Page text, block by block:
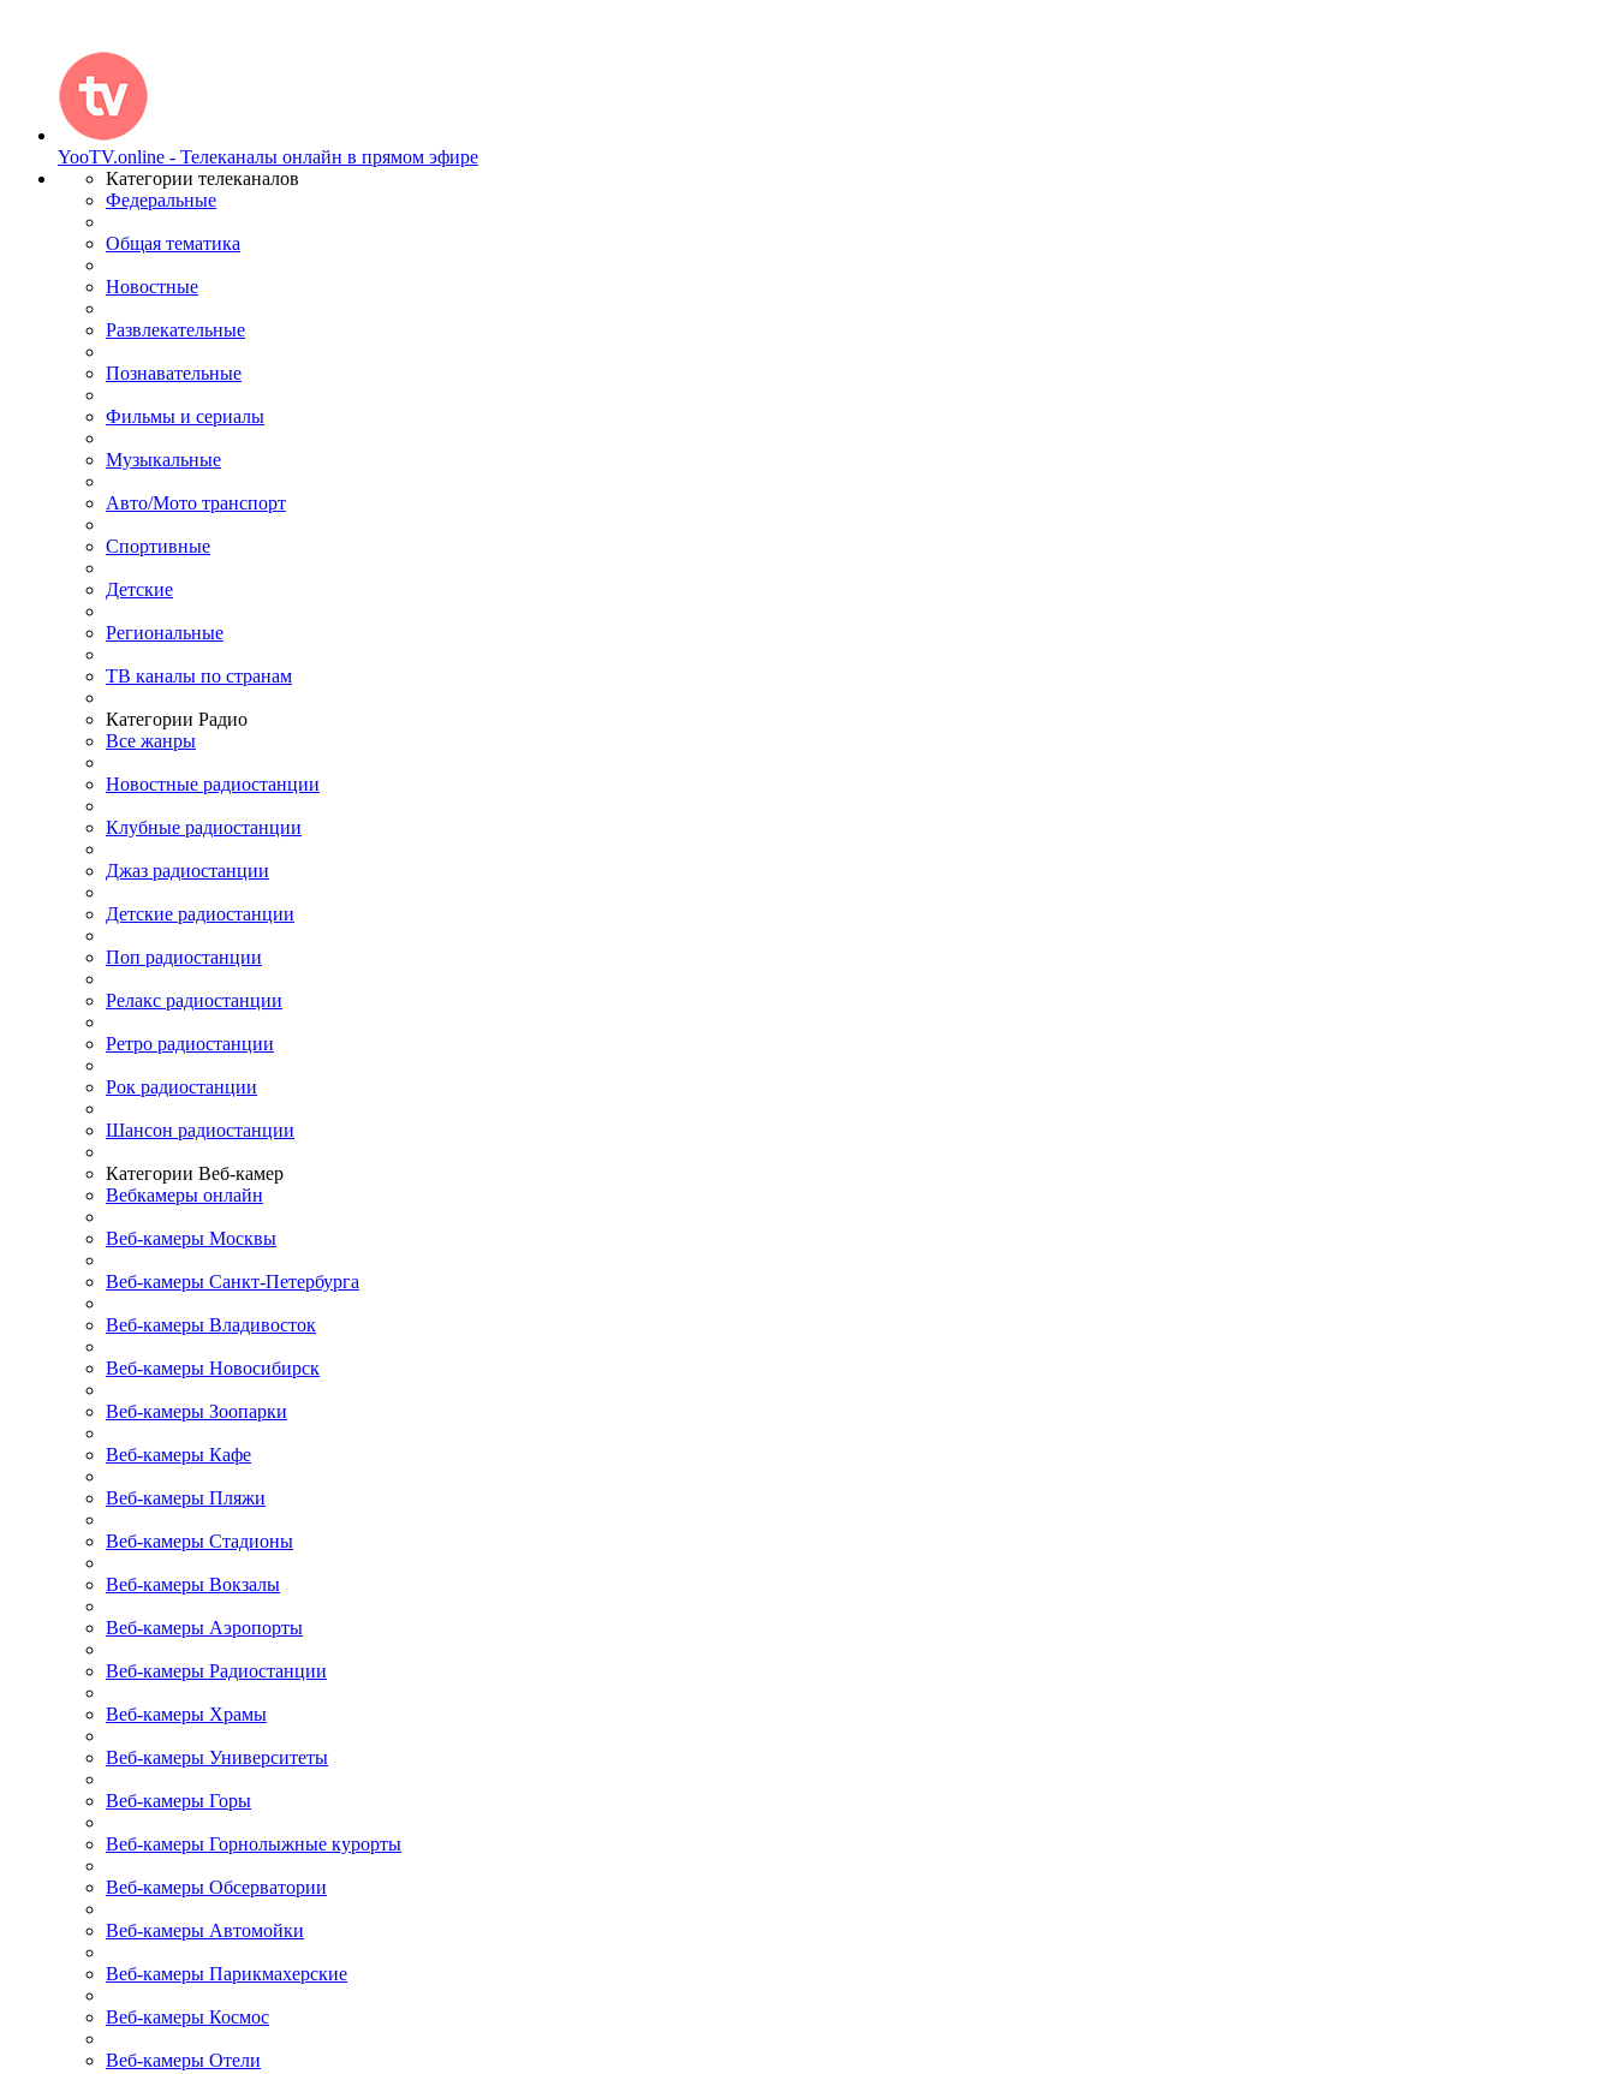
YooTV.online - Телеканалы онлайн в прямом эфире
Категории телеканалов
Федеральные
Общая тематика
Новостные
Развлекательные
Познавательные
Фильмы и сериалы
Музыкальные
Авто/Мото транспорт
Спортивные
Детские
Региональные
ТВ каналы по странам
Категории Радио
Все жанры
Новостные радиостанции
Клубные радиостанции
Джаз радиостанции
Детские радиостанции
Поп радиостанции
Релакс радиостанции
Ретро радиостанции
Рок радиостанции
Шансон радиостанции
Категории Веб-камер
Вебкамеры онлайн
Веб-камеры Москвы
Веб-камеры Санкт-Петербурга
Веб-камеры Владивосток
Веб-камеры Новосибирск
Веб-камеры Зоопарки
Веб-камеры Кафе
Веб-камеры Пляжи
Веб-камеры Стадионы
Веб-камеры Вокзалы
Веб-камеры Аэропорты
Веб-камеры Радиостанции
Веб-камеры Храмы
Веб-камеры Университеты
Веб-камеры Горы
Веб-камеры Горнолыжные курорты
Веб-камеры Обсерватории
Веб-камеры Автомойки
Веб-камеры Парикмахерские
Веб-камеры Космос
Веб-камеры Отели